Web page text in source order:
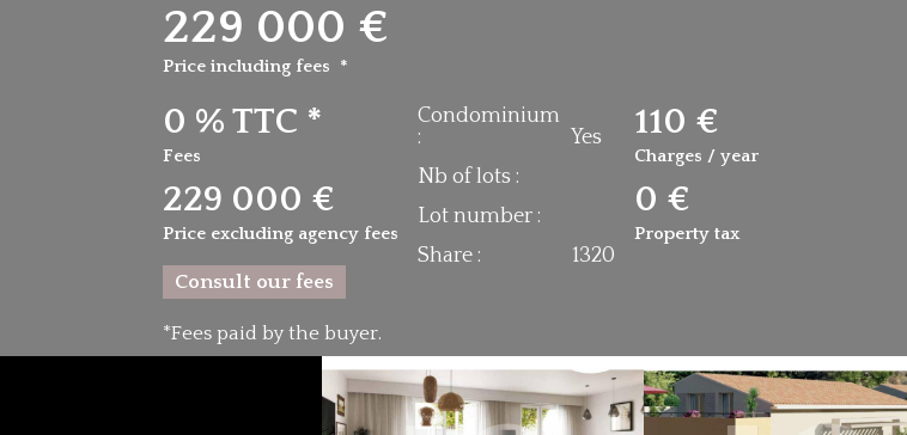
229 000 €
Price including fees *
*Fees paid by the buyer.
0 % TTC *
Fees
229 000 €
Price excluding agency fees
Consult our fees
Condominium
:
Yes
Nb of lots :
Lot number :
Share :
1320
110 €
Charges / year
0 €
Property tax